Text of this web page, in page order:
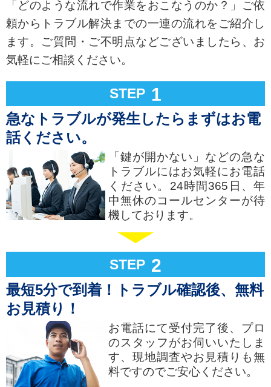
「どのような流れで作業をおこなうのか？」ご依
頼からトラブル解決までの一連の流れをご紹介し
ます。ご質問・ご不明点などございましたら、お
気軽にご相談ください。
STEP 1
急なトラブルが発生したらまずはお電
話ください。
「鍵が開かない」などの急な
トラブルにはお気軽にお電話
ください。24時間365日、年
中無休のコールセンターが待
機しております。
STEP 2
最短5分で到着！トラブル確認後、無料
お見積り！
お電話にて受付完了後、プロ
のスタッフがお伺いいたしま
す、現地調査やお見積りも無
料ですのでご安心ください。